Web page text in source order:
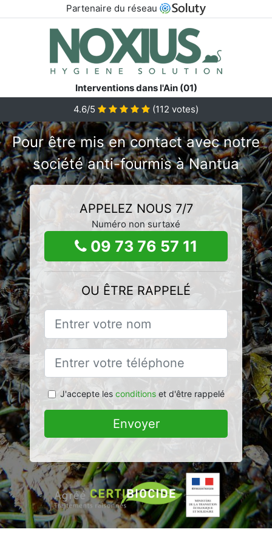
Partenaire du réseau
Interventions dans l'Ain (01)
4.6/5
(112 votes)
Pour être mis en contact avec notre
société anti-fourmis à Nantua
APPELEZ NOUS 7/7
Numéro non surtaxé
09 73 76 57 11
OU ÊTRE RAPPELÉ
J'accepte les conditionset d'être rappelé
Envoyer